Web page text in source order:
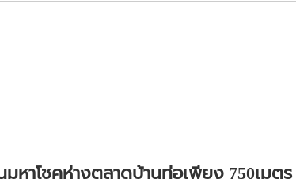
หาโชคห่างตลาดบ้านท่อเพียง 750เมตร